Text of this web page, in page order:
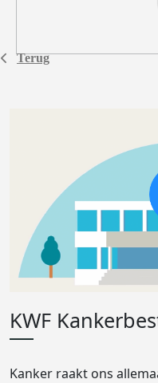
Terug
KWF
Kanker raakt ons